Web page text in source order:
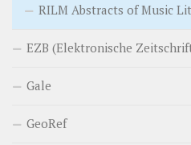
RILM Abstracts of Music
EZB (Elektronische
Gale
GeoRef